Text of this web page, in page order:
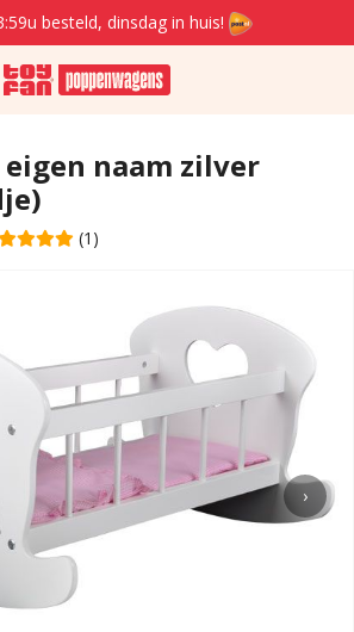
besteld, dinsdag in huis!
naam zilver
(1)
›